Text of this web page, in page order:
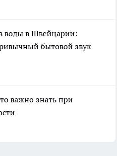
воды в Швейцарии:
бытовой звук
важно знать при